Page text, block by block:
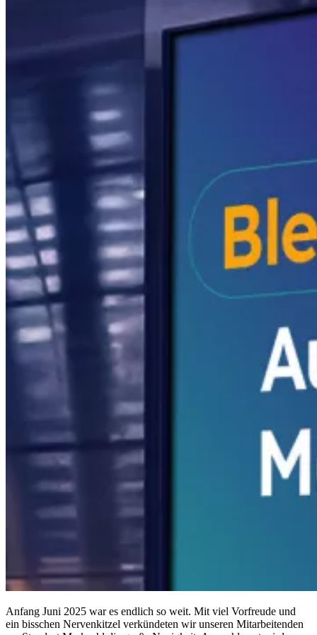
Anfang Juni 2025 war es endlich so weit. Mit viel Vorfreude und
ein bisschen Nervenkitzel verkündeten wir unseren Mitarbeitenden